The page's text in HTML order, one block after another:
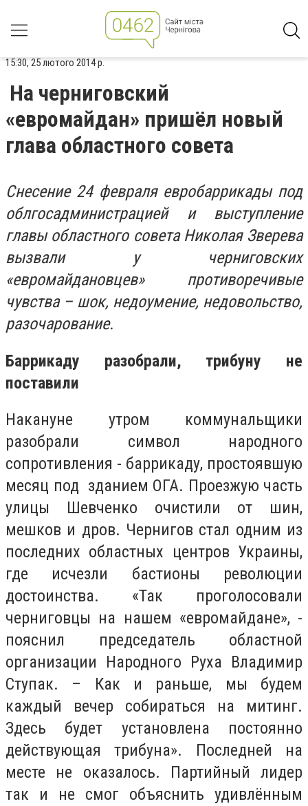
15:30, 25 лютого 2014 р.
На черниговский
«евромайдан» пришёл новый
глава областного совета
Снесение 24 февраля евробаррикады под
облгосадминистрацией и выступление
главы областного совета Николая Зверева
вызвали у черниговских
«евромайдановцев» противоречивые
чувства – шок, недоумение, недовольство,
разочарование.
Баррикаду разобрали, трибуну не
поставили
Накануне утром коммунальщики
разобрали символ народного
сопротивления - баррикаду, простоявшую
месяц под зданием ОГА. Проезжую часть
улицы Шевченко очистили от шин,
мешков и дров. Чернигов стал одним из
последних областных центров Украины,
где исчезли бастионы революции
достоинства. «Так проголосовали
черниговцы на нашем «евромайдане», -
пояснил председатель областной
организации Народного Руха Владимир
Ступак. – Как и раньше, мы будем
каждый вечер собираться на митинг.
Здесь будет установлена постоянно
действующая трибуна». Последней на
месте не оказалось. Партийный лидер
так и не смог объяснить удивлённым